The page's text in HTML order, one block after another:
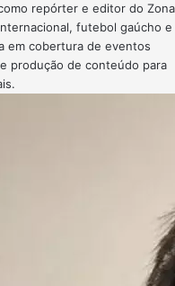
repórter e editor do Zona
futebol gaúcho e
em cobertura de eventos
produção de conteúdo para